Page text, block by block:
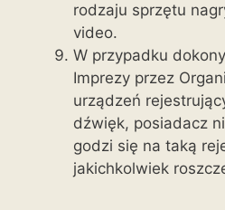
rodzaju sprzętu
video.
W przypadku
Imprezy przez
urządzeń
dźwięk, posiadacz
godzi się na taką
jakichkolwiek